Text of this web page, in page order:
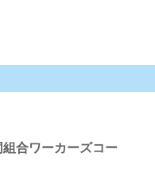
合ワーカーズコー